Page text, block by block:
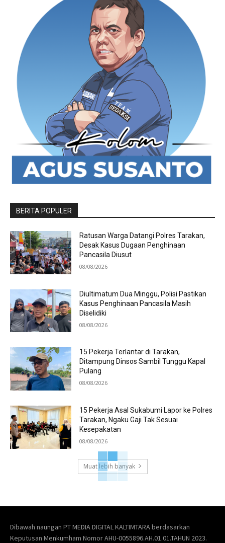
BERITA POPULER
Ratusan Warga Datangi Polres Tarakan,
Desak Kasus Dugaan Penghinaan
Pancasila Diusut
08/08/2026
Diultimatum Dua Minggu, Polisi Pastikan
Kasus Penghinaan Pancasila Masih
Diselidiki
08/08/2026
15 Pekerja Terlantar di Tarakan,
Ditampung Dinsos Sambil Tunggu Kapal
Pulang
08/08/2026
15 Pekerja Asal Sukabumi Lapor ke Polres
Tarakan, Ngaku Gaji Tak Sesuai
Kesepakatan
08/08/2026
Muat lebih banyak
Dibawah naungan PT MEDIA DIGITAL KALTIMTARA berdasarkan
Keputusan Menkumham Nomor AHU-0055896.AH.01.01.TAHUN 2023.